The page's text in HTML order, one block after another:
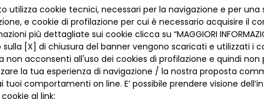
“Grande impresa per la quale mi
complimento con i ragazzi. Venivamo da un
ciclo di sconfitte e infortuni, con De Vico e
Poser assenti, ma abbiamo sempre
sottolineato che questo è un gruppo che non
molla. Vincere al PalaDozza non è mai facile,
utilizza cookie tecnici, necessari per la navigazione e per una
e cookie di profilazione per cui è necessario acquisire il
più dettagliate sui cookie clicca su “MAGGIORI
[X] di chiusura del banner vengono scaricati e utilizzati i
non acconsenti all'uso dei cookies di profilazione e quindi non
la tua esperienza di navigazione / la nostra proposta
tuoi comportamenti on line. E’ possibile prendere visione
al link: